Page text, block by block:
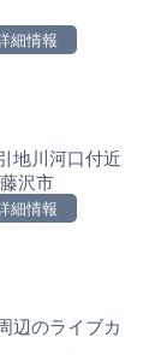
細情報
地川河口付近
沢市
細情報
辺のライブカ